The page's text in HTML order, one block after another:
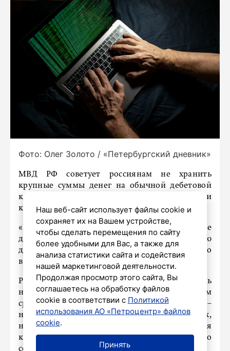
Фото: Олег Золото / «Петербургский дневник»
МВД РФ советует россиянам не хранить
крупные суммы денег на обычной дебетовой
карте, сказали 26 июня в управлении
кибербезопасности ведомства.
«Крупная сумма на обычной дебетовой карте
делает гражданина приоритетной мишенью
для киберпреступников», – указано
в сообщении.
Россиянам рекомендовали держать
на физической карте необходимый минимум
средств, а основную часть денег –
на сберегательных счетах или вкладах,
на которых они застрахованы государством. Для
конкретных операций с деньгами лучше всего
создавать виртуальные карты.
Наш веб-сайт использует файлы cookie и
сохраняет их на Вашем устройстве,
чтобы сделать перемещения по сайту
более удобными для Вас, а также для
анализа статистики сайта и содействия
нашей маркетинговой деятельности.
Продолжая просмотр этого сайта, Вы
соглашаетесь на обработку файлов
cookie в соответствии с Политикой
использования АО «Петроцентр» файлов
cookie.
Принять